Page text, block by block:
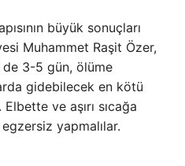
büyük sonuçları
Muhammet Raşit Özer,
3-5 gün, ölüme
gidebilecek en kötü
ve aşırı sıcağa
yapmalılar.